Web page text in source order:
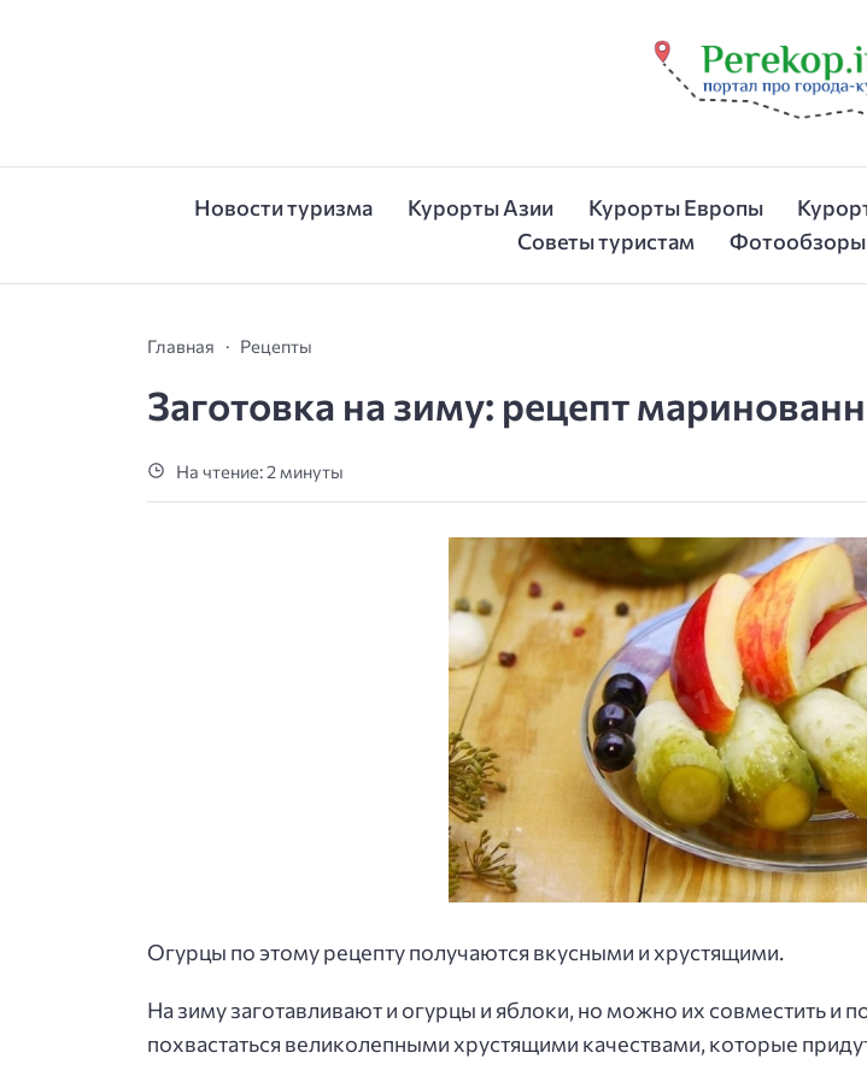
Новости туризма Курорты Азии Курорты Европы
Советы туристам
Фотообзоры
Главная Рецепты
Заготовка на зиму: рецепт
На чтение: 2 минуты
Огурцы по этому рецепту получаются вкусными и хрустящими.
На зиму заготавливают и огурцы и яблоки, но можно их совместить и
похвастаться великолепными хрустящими качествами, которые